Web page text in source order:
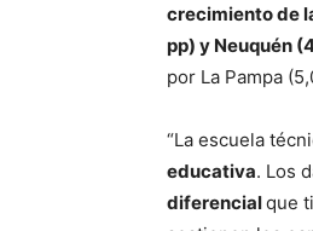
crecimiento de
pp) y Neuquén
por La Pampa
“La escuela
educativa. Los
diferencialque